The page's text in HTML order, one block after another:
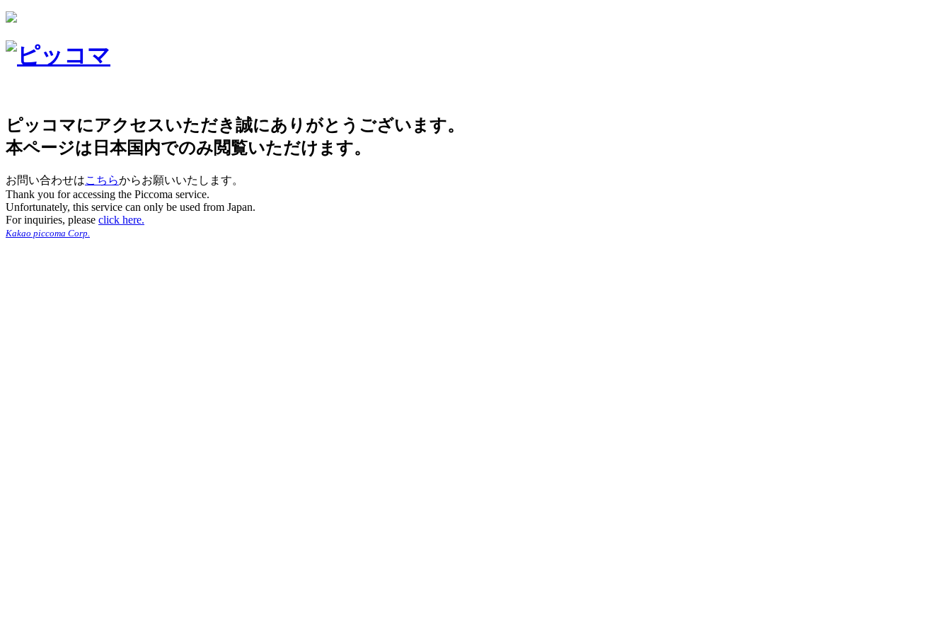
ピッコマにアクセスいただき誠にありがとうございます。
本ページは日本国内でのみ閲覧いただけます。
お問い合わせはこちらからお願いいたします。
Thank you for accessing the Piccoma service.
Unfortunately, this service can only be used from Japan.
For inquiries, please click here.
Kakao piccoma Corp.